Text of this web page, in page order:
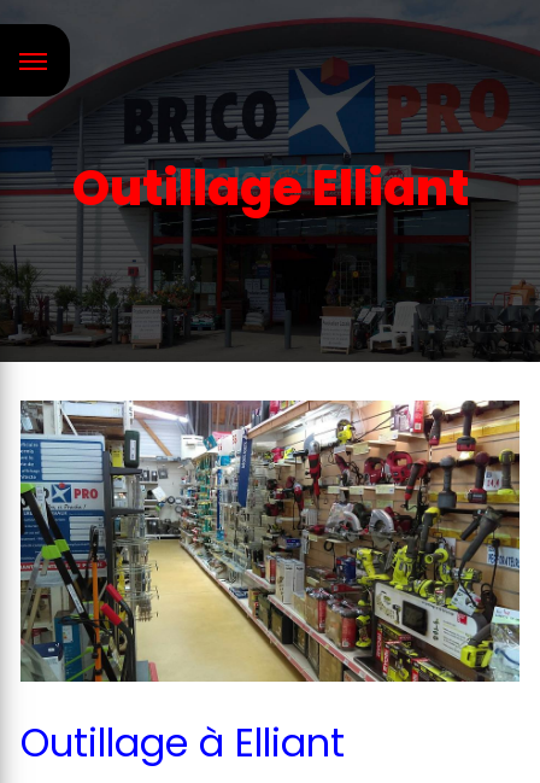
Outillage Elliant
Outillage à Elliant
Panneau de gestion des cookies